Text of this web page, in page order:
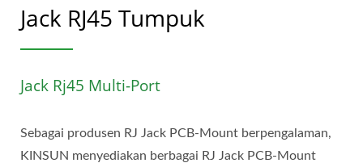
Jack RJ45 Tumpuk
Jack Rj45 Multi-Port
Sebagai produsen RJ Jack PCB-Mount berpengalaman,
KINSUN menyediakan berbagai RJ Jack PCB-Mount